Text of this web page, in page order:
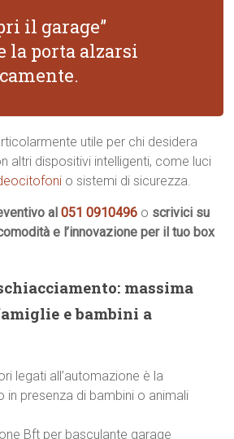
il garage”
la porta alzarsi
utile per chi desidera
altri dispositivi intelligenti, come luci
o sistemi di sicurezza.
al051 0910496 o scrivici su
e l’innovazione per il tuo box
massima
e bambini a
legati all’automazione è la
in presenza di bambini o animali
Bft per basculante garage